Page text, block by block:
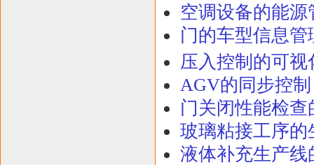
空调设备的能
门的车型信息
压入控制的可视
AGV的同步控
门关闭性能检
玻璃粘接工序
液体补充生产